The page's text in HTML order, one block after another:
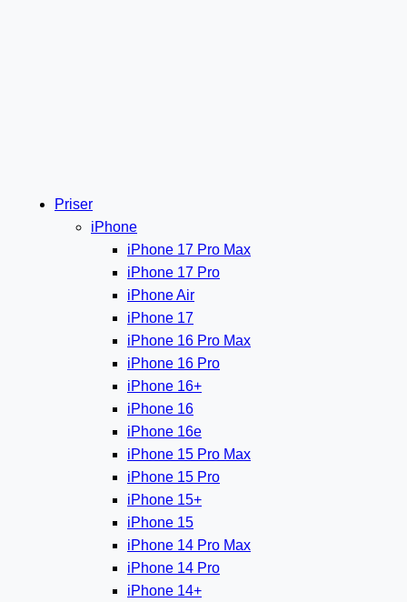
Priser
iPhone
iPhone 17 Pro Max
iPhone 17 Pro
iPhone Air
iPhone 17
iPhone 16 Pro Max
iPhone 16 Pro
iPhone 16+
iPhone 16
iPhone 16e
iPhone 15 Pro Max
iPhone 15 Pro
iPhone 15+
iPhone 15
iPhone 14 Pro Max
iPhone 14 Pro
iPhone 14+